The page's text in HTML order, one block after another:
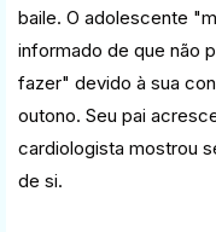
baile. O adolescente
informado de que não
fazer" devido à sua
outono. Seu pai
cardiologista mostrou
de si.